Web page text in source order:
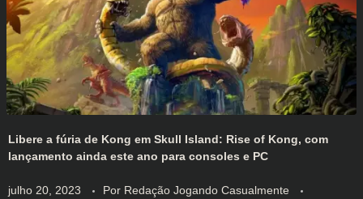
Libere a fúria de Kong em Skull Island: Rise of Kong, com
lançamento ainda este ano para consoles e PC
julho 20, 2023 Por Redação Jogando Casualmente